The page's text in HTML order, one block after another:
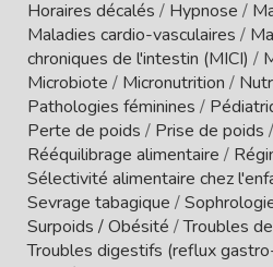
Horaires décalés / Hypnose /
Maladies cardio-vasculaires /
chroniques de l'intestin (MICI) /
Microbiote / Micronutrition /
Pathologies féminines /
Perte de poids / Prise de poids /
Rééquilibrage alimentaire /
Sélectivité alimentaire chez
Sevrage tabagique /
Surpoids / Obésité /Troubles
Troubles digestifs (reflux